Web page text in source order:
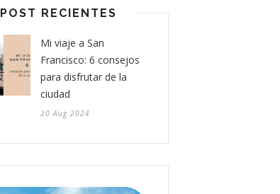
POST RECIENTES
Mi viaje a San
Francisco: 6 consejos
para disfrutar de la
ciudad
20 Aug 2024